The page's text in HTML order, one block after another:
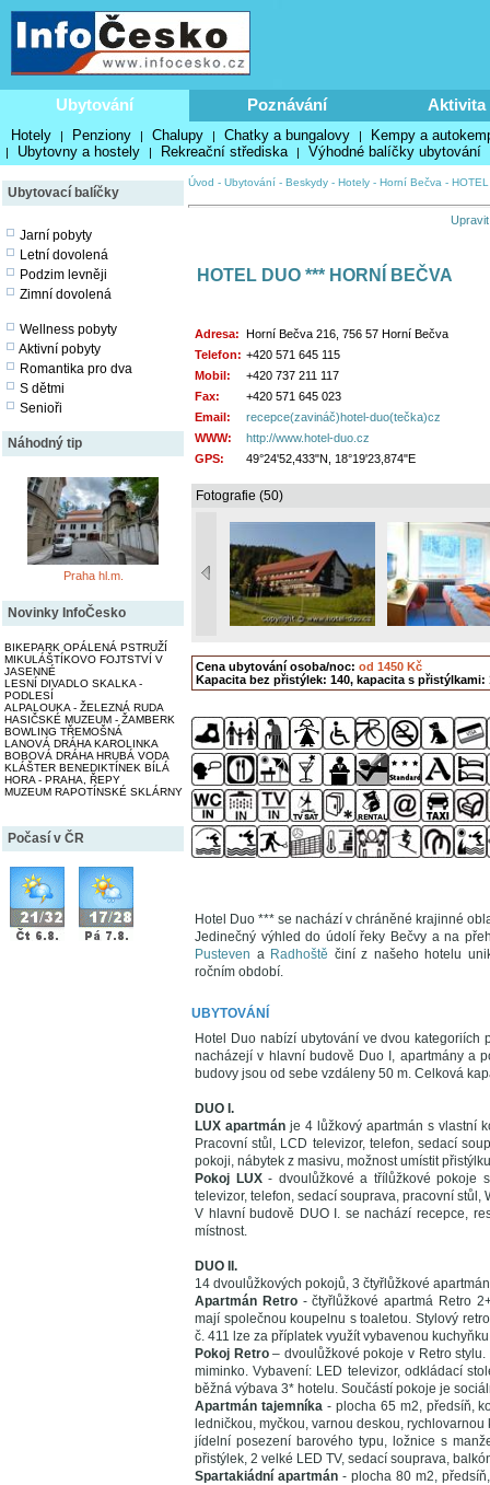
Ubytování Poznávání Aktivita
Hotely | Penziony | Chalupy | Chatky a bungalovy | Kempy a
| Ubytovny a hostely | Rekreační střediska | Výhodné balíčky ubytování
Ubytovací balíčky
Jarní pobyty
Letní dovolená
Podzim levněji
Zimní dovolená
Wellness pobyty
Aktivní pobyty
Romantika pro dva
S dětmi
Senioři
Náhodný tip
Praha hl.m.
Novinky InfoČesko
BIKEPARK OPÁLENÁ PSTRUŽÍ
MIKULÁŠTÍKOVO FOJTSTVÍ V
JASENNÉ
LESNÍ DIVADLO SKALKA -
PODLESÍ
ALPALOUKA - ŽELEZNÁ RUDA
HASIČSKÉ MUZEUM - ŽAMBERK
BOWLING TŘEMOŠNÁ
LANOVÁ DRÁHA KAROLINKA
BOBOVÁ DRÁHA HRUBÁ VODA
KLÁŠTER BENEDIKTÍNEK BÍLÁ
HORA - PRAHA, ŘEPY
MUZEUM RAPOTÍNSKÉ SKLÁRNY
Počasí v ČR
Úvod - Ubytování - Beskydy - Hotely - Horní Bečva -
HOTEL DUO *** HORNÍ BEČVA
Adresa: Horní Bečva 216, 756 57 Horní Bečva
Telefon: +420 571 645 115
Mobil:
+420 737 211 117
Fax:
+420 571 645 023
Email:
recepce(zavináč)hotel-duo(tečka)cz
WWW:
http://www.hotel-duo.cz
GPS:
49°24'52,433"N, 18°19'23,874"E
Fotografie (50)
Cena ubytování osoba/noc: od 1450 Kč
Kapacita bez přistýlek: 140, kapacita s přistýlkami:
Hotel Duo *** se nachází v chráněné krajinné
Jedinečný výhled do údolí řeky Bečvy a na
Pusteven a Radhoště činí z našeho hotelu
ročním období.
UBYTOVÁNÍ
Hotel Duo nabízí ubytování ve dvou
nacházejí v hlavní budově Duo I, apartmány a
budovy jsou od sebe vzdáleny 50 m. Celková
DUO I.
LUX apartmán je 4 lůžkový apartmán s vlastní
Pracovní stůl, LCD televizor, telefon, sedací
pokoji, nábytek z masivu, možnost umístit
Pokoj LUX- dvoulůžkové a třílůžkové pokoje
televizor, telefon, sedací souprava, pracovní stůl,
V hlavní budově DUO I. se nachází recepce,
místnost.
DUO II.
14 dvoulůžkových pokojů, 3 čtyřlůžkové
Apartmán Retro- čtyřlůžkové apartmá Retro
mají společnou koupelnu s toaletou. Stylový
č. 411 lze za příplatek využít vybavenou
Pokoj Retro– dvoulůžkové pokoje v Retro
miminko. Vybavení: LED televizor, odkládací
běžná výbava 3* hotelu. Součástí pokoje je
Apartmán tajemníka- plocha 65 m2, předsíň,
ledničkou, myčkou, varnou deskou,
jídelní posezení barového typu, ložnice s
přistýlek, 2 velké LED TV, sedací souprava,
Spartakiádní apartmán- plocha 80 m2,